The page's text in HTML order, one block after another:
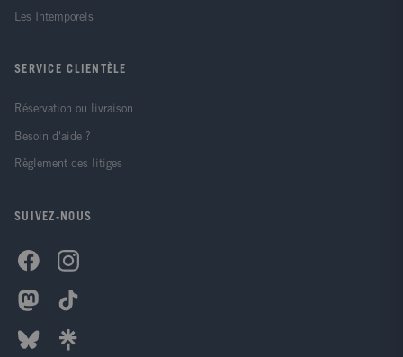
Les Intemporels
SERVICE CLIENTÈLE
Réservation ou livraison
Besoin d'aide ?
Règlement des litiges
SUIVEZ-NOUS